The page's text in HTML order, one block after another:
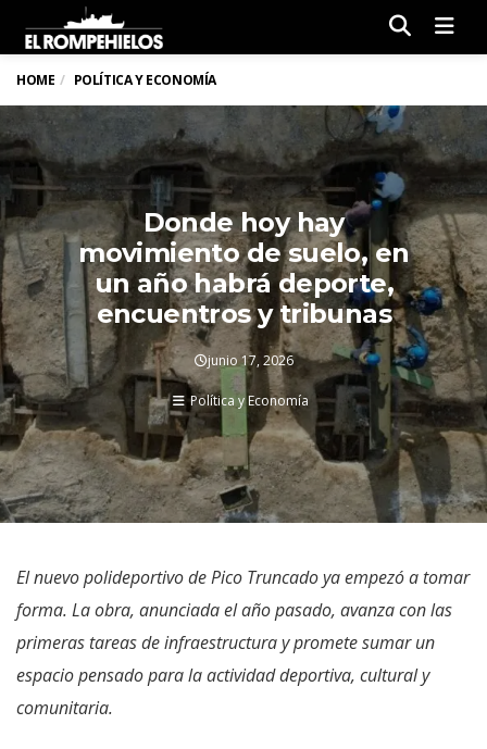
HOME POLÍTICA Y ECONOMÍA
Donde hoy hay
movimiento de suelo, en
un año habrá deporte,
encuentros y tribunas
junio 17, 2026
Política y Economía
El nuevo polideportivo de Pico Truncado ya empezó a tomar
forma. La obra, anunciada el año pasado, avanza con las
primeras tareas de infraestructura y promete sumar un
espacio pensado para la actividad deportiva, cultural y
comunitaria.